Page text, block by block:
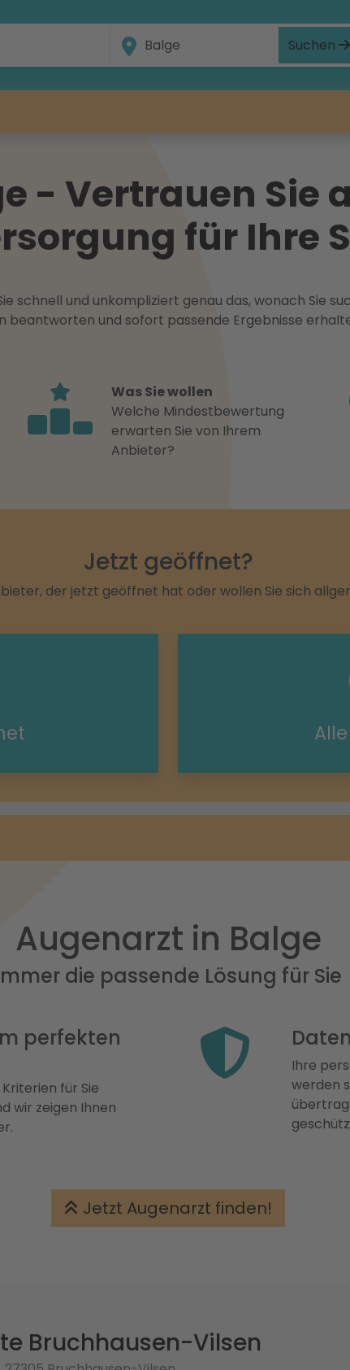
Suchen
- Vertrauen Sie
für Ihre
schnell und unkompliziert genau das, wonach Sie
beantworten und sofort passende Ergebnisse
Was Sie wollen
Welche Mindestbewertung
erwarten Sie von Ihrem
Anbieter?
Jetzt geöffnet?
der jetzt geöffnet hat oder wollen Sie sich
Augenarzt in Balge
die passende Lösung für Sie
perfekten
für Sie
wir zeigen Ihnen
Ihre
werden
Jetzt Augenarzt finden!
Bruchhausen-Vilsen